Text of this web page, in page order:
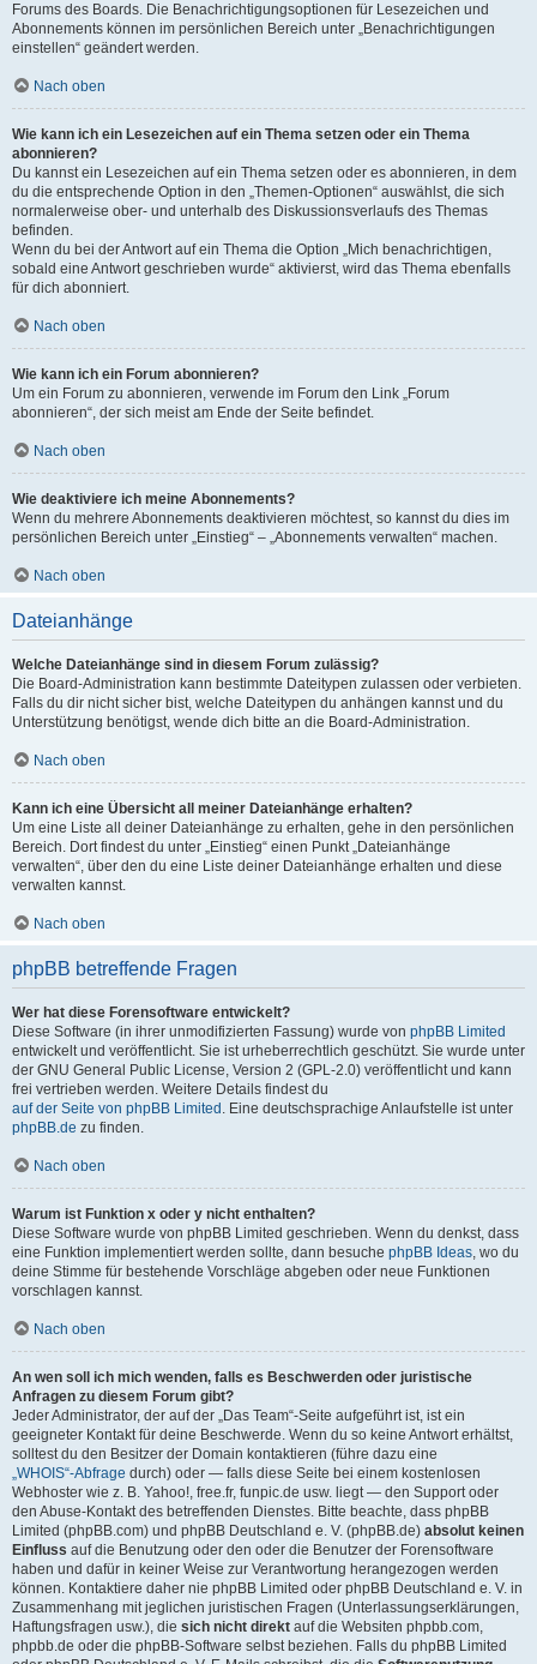
Forums des Boards. Die Benachrichtigungsoptionen für Lesezeichen und
Abonnements können im persönlichen Bereich unter „Benachrichtigungen
einstellen“ geändert werden.
Nach oben
Wie kann ich ein Lesezeichen auf ein Thema setzen oder ein Thema
abonnieren?
Du kannst ein Lesezeichen auf ein Thema setzen oder es abonnieren, in dem
du die entsprechende Option in den „Themen-Optionen“ auswählst, die sich
normalerweise ober- und unterhalb des Diskussionsverlaufs des Themas
befinden.
Wenn du bei der Antwort auf ein Thema die Option „Mich benachrichtigen,
sobald eine Antwort geschrieben wurde“ aktivierst, wird das Thema ebenfalls
für dich abonniert.
Nach oben
Wie kann ich ein Forum abonnieren?
Um ein Forum zu abonnieren, verwende im Forum den Link „Forum
abonnieren“, der sich meist am Ende der Seite befindet.
Nach oben
Wie deaktiviere ich meine Abonnements?
Wenn du mehrere Abonnements deaktivieren möchtest, so kannst du dies im
persönlichen Bereich unter „Einstieg“ – „Abonnements verwalten“ machen.
Nach oben
Dateianhänge
Welche Dateianhänge sind in diesem Forum zulässig?
Die Board-Administration kann bestimmte Dateitypen zulassen oder verbieten.
Falls du dir nicht sicher bist, welche Dateitypen du anhängen kannst und du
Unterstützung benötigst, wende dich bitte an die Board-Administration.
Nach oben
Kann ich eine Übersicht all meiner Dateianhänge erhalten?
Um eine Liste all deiner Dateianhänge zu erhalten, gehe in den persönlichen
Bereich. Dort findest du unter „Einstieg“ einen Punkt „Dateianhänge
verwalten“, über den du eine Liste deiner Dateianhänge erhalten und diese
verwalten kannst.
Nach oben
phpBB betreffende Fragen
Wer hat diese Forensoftware entwickelt?
Diese Software (in ihrer unmodifizierten Fassung) wurde von phpBB Limited
entwickelt und veröffentlicht. Sie ist urheberrechtlich geschützt. Sie wurde unter
der GNU General Public License, Version 2 (GPL-2.0) veröffentlicht und kann
frei vertrieben werden. Weitere Details findest du
auf der Seite von phpBB Limited . Eine deutschsprachige Anlaufstelle ist unter
phpBB.de zu finden.
Nach oben
Warum ist Funktion x oder y nicht enthalten?
Diese Software wurde von phpBB Limited geschrieben. Wenn du denkst, dass
eine Funktion implementiert werden sollte, dann besuche phpBB Ideas, wo du
deine Stimme für bestehende Vorschläge abgeben oder neue Funktionen
vorschlagen kannst.
Nach oben
An wen soll ich mich wenden, falls es Beschwerden oder juristische
Anfragen zu diesem Forum gibt?
Jeder Administrator, der auf der „Das Team“-Seite aufgeführt ist, ist ein
geeigneter Kontakt für deine Beschwerde. Wenn du so keine Antwort erhältst,
solltest du den Besitzer der Domain kontaktieren (führe dazu eine
„WHOIS“-Abfrage durch) oder — falls diese Seite bei einem kostenlosen
Webhoster wie z. B. Yahoo!, free.fr, funpic.de usw. liegt — den Support oder
den Abuse-Kontakt des betreffenden Dienstes. Bitte beachte, dass phpBB
Limited (phpBB.com) und phpBB Deutschland e. V. (phpBB.de) absolut keinen
Einfluss auf die Benutzung oder den oder die Benutzer der Forensoftware
haben und dafür in keiner Weise zur Verantwortung herangezogen werden
können. Kontaktiere daher nie phpBB Limited oder phpBB Deutschland e. V. in
Zusammenhang mit jeglichen juristischen Fragen (Unterlassungserklärungen,
Haftungsfragen usw.), die sich nicht direkt auf die Websiten phpbb.com,
phpbb.de oder die phpBB-Software selbst beziehen. Falls du phpBB Limited